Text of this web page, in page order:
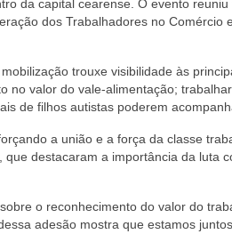
da capital cearense. O evento
dos Trabalhadores no Comércio
trouxe visibilidade às
no valor do vale-alimentação;
de filhos autistas poderem
a união e a força da classe
destacaram a importância da luta
o reconhecimento do valor do
adesão mostra que estamos